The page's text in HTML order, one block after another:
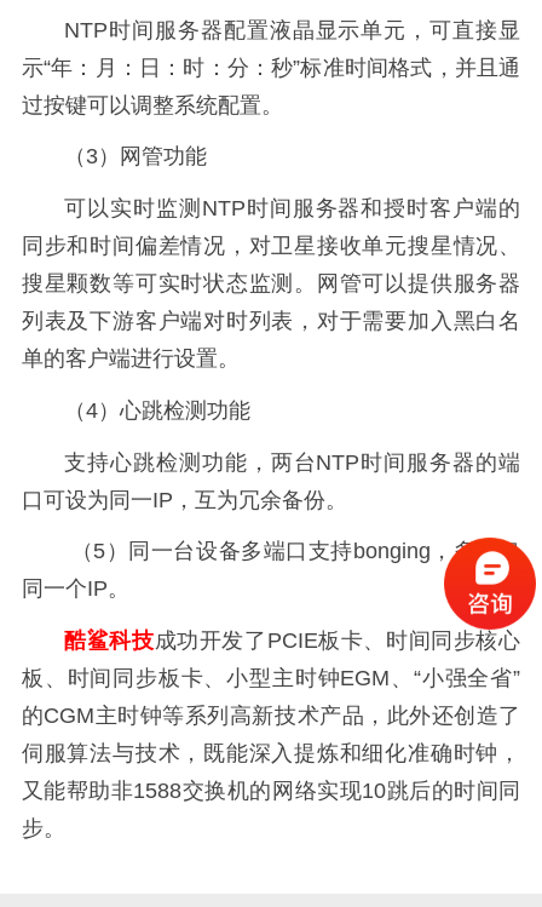
NTP时间服务器配置液晶显示单元，可直接显
示“年：月：日：时：分：秒”标准时间格式，并且通
过按键可以调整系统配置。
（3）网管功能
可以实时监测NTP时间服务器和授时客户端的
同步和时间偏差情况，对卫星接收单元搜星情况、
搜星颗数等可实时状态监测。网管可以提供服务器
列表及下游客户端对时列表，对于需要加入黑白名
单的客户端进行设置。
（4）心跳检测功能
支持心跳检测功能，两台NTP时间服务器的端
口可设为同一IP，互为冗余备份。
（5）同一台设备多端口支持bonging，多端口
同一个IP。
酷鲨科技成功开发了PCIE板卡、时间同步核心
板、时间同步板卡、小型主时钟EGM、“小强全省”
的CGM主时钟等系列高新技术产品，此外还创造了
伺服算法与技术，既能深入提炼和细化准确时钟，
又能帮助非1588交换机的网络实现10跳后的时间同
步。